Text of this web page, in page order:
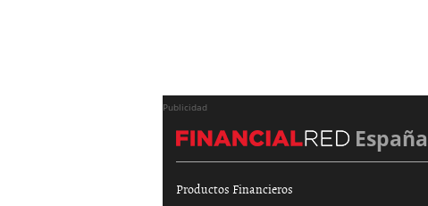
Publicidad
España
Productos Financieros